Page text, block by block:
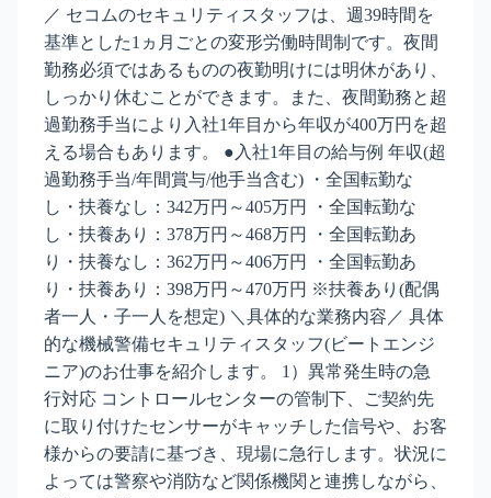
／ セコムのセキュリティスタッフは、週39時間を
基準とした1ヵ月ごとの変形労働時間制です。夜間
勤務必須ではあるものの夜勤明けには明休があり、
しっかり休むことができます。また、夜間勤務と超
過勤務手当により入社1年目から年収が400万円を超
える場合もあります。 ●入社1年目の給与例 年収(超
過勤務手当/年間賞与/他手当含む) ・全国転勤な
し・扶養なし：342万円～405万円 ・全国転勤な
し・扶養あり：378万円～468万円 ・全国転勤あ
り・扶養なし：362万円～406万円 ・全国転勤あ
り・扶養あり：398万円～470万円 ※扶養あり(配偶
者一人・子一人を想定) ＼具体的な業務内容／ 具体
的な機械警備セキュリティスタッフ(ビートエンジ
ニア)のお仕事を紹介します。 1）異常発生時の急
行対応 コントロールセンターの管制下、ご契約先
に取り付けたセンサーがキャッチした信号や、お客
様からの要請に基づき、現場に急行します。状況に
よっては警察や消防など関係機関と連携しながら、